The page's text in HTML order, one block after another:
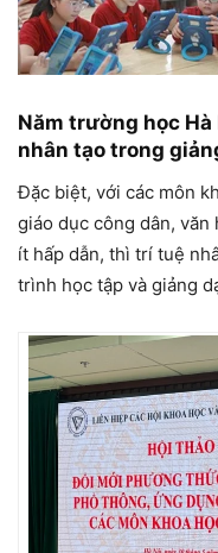
Năm trường học
nhân tạo trong
Đặc biệt, với các môn
giáo dục công dân, văn
ít hấp dẫn, thì trí tuệ
trình học tập và giảng